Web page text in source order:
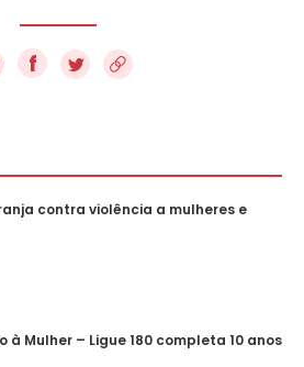
f
contra violência a mulheres e
Mulher – Ligue 180 completa 10 anos